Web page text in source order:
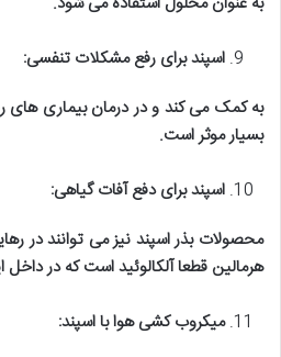
اسپند برای رفع مشکلات تنفسی:
به کمک می کند و در درمان بیماری های
بسیار موثر است.
اسپند برای دفع آفات گیاهی:
محصولات بذر اسپند نیز می توانند در
هرمالین قطعا آلکالوئید است که در داخل
میکروب کشی هوا با اسپند: